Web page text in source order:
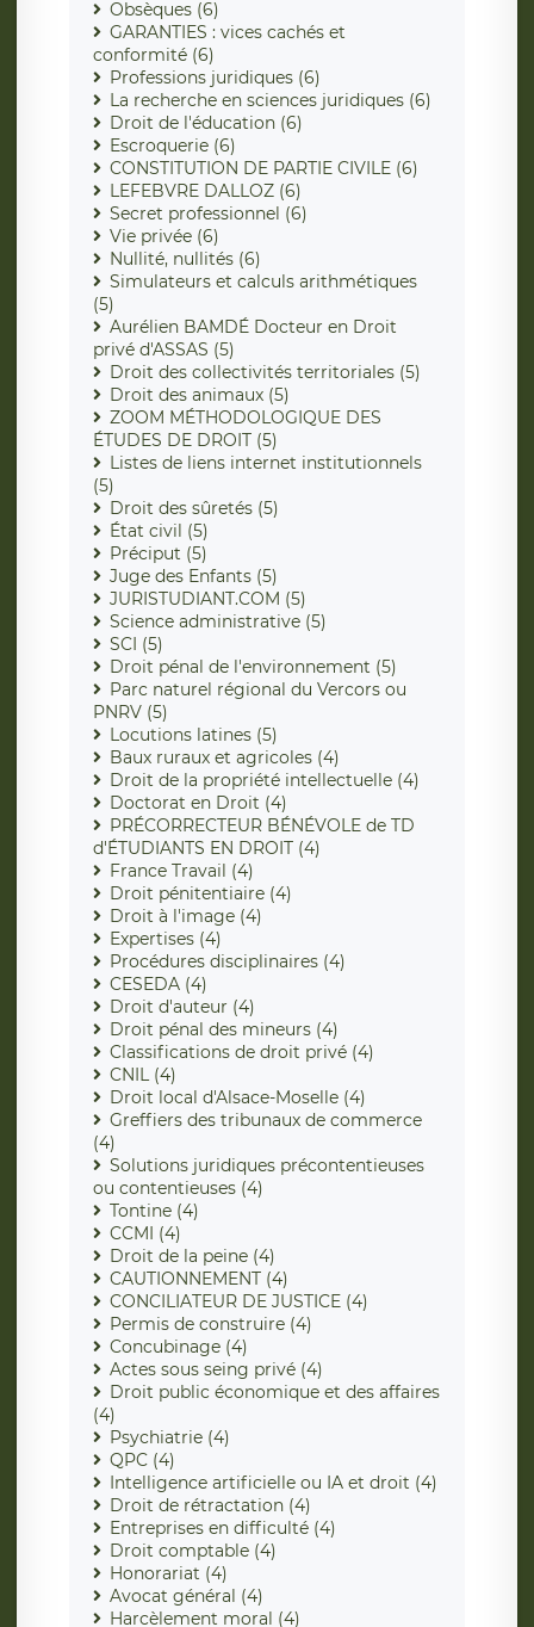
Obsèques (6)
GARANTIES : vices cachés et
conformité (6)
Professions juridiques (6)
La recherche en sciences juridiques (6)
Droit de l'éducation (6)
Escroquerie (6)
CONSTITUTION DE PARTIE CIVILE (6)
LEFEBVRE DALLOZ (6)
Secret professionnel (6)
Vie privée (6)
Nullité, nullités (6)
Simulateurs et calculs arithmétiques
(5)
Aurélien BAMDÉ Docteur en Droit
privé d'ASSAS (5)
Droit des collectivités territoriales (5)
Droit des animaux (5)
ZOOM MÉTHODOLOGIQUE DES
ÉTUDES DE DROIT (5)
Listes de liens internet institutionnels
(5)
Droit des sûretés (5)
État civil (5)
Préciput (5)
Juge des Enfants (5)
JURISTUDIANT.COM (5)
Science administrative (5)
SCI (5)
Droit pénal de l'environnement (5)
Parc naturel régional du Vercors ou
PNRV (5)
Locutions latines (5)
Baux ruraux et agricoles (4)
Droit de la propriété intellectuelle (4)
Doctorat en Droit (4)
PRÉCORRECTEUR BÉNÉVOLE de TD
d'ÉTUDIANTS EN DROIT (4)
France Travail (4)
Droit pénitentiaire (4)
Droit à l'image (4)
Expertises (4)
Procédures disciplinaires (4)
CESEDA (4)
Droit d'auteur (4)
Droit pénal des mineurs (4)
Classifications de droit privé (4)
CNIL (4)
Droit local d'Alsace-Moselle (4)
Greffiers des tribunaux de commerce
(4)
Solutions juridiques précontentieuses
ou contentieuses (4)
Tontine (4)
CCMI (4)
Droit de la peine (4)
CAUTIONNEMENT (4)
CONCILIATEUR DE JUSTICE (4)
Permis de construire (4)
Concubinage (4)
Actes sous seing privé (4)
Droit public économique et des affaires
(4)
Psychiatrie (4)
QPC (4)
Intelligence artificielle ou IA et droit (4)
Droit de rétractation (4)
Entreprises en difficulté (4)
Droit comptable (4)
Honorariat (4)
Avocat général (4)
Harcèlement moral (4)